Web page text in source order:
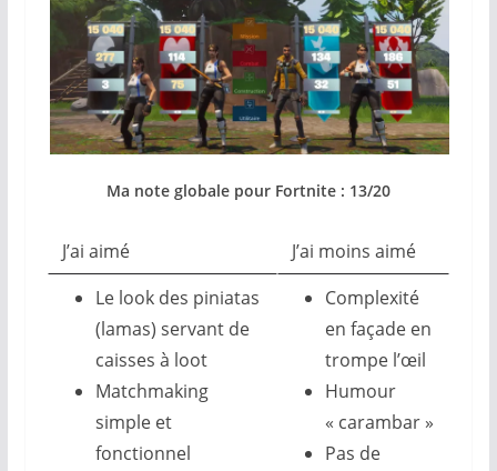
Ma note globale pour Fortnite : 13/20
J’ai aimé
J’ai moins aimé
Le look des piniatas
(lamas) servant de
caisses à loot
Matchmaking
simple et
fonctionnel
Complexité
en façade en
trompe l’œil
Humour
« carambar »
Pas de